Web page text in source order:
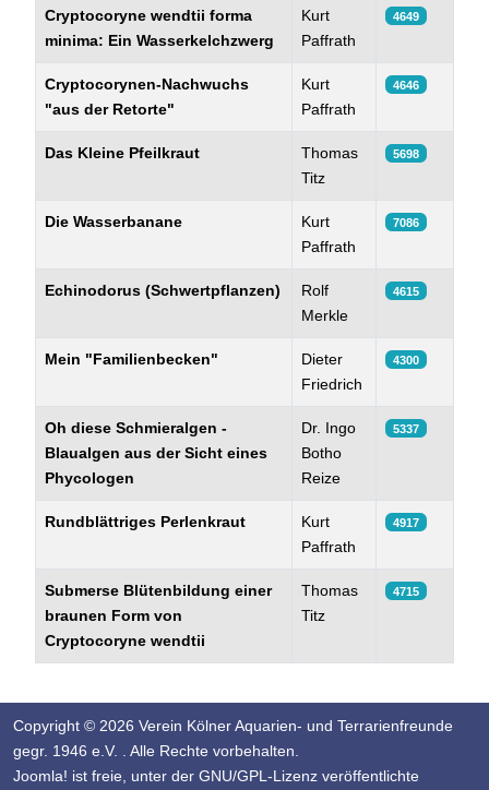
Cryptocoryne wendtii forma
minima: Ein Wasserkelchzwerg
Kurt
Paffrath
4649
Cryptocorynen-Nachwuchs
"aus der Retorte"
Kurt
Paffrath
4646
Das Kleine Pfeilkraut
Thomas
Titz
5698
Die Wasserbanane
Kurt
Paffrath
7086
Echinodorus (Schwertpflanzen)
Rolf
Merkle
4615
Mein "Familienbecken"
Dieter
Friedrich
4300
Oh diese Schmieralgen -
Blaualgen aus der Sicht eines
Phycologen
Dr. Ingo
Botho
Reize
5337
Rundblättriges Perlenkraut
Kurt
Paffrath
4917
Submerse Blütenbildung einer
braunen Form von
Cryptocoryne wendtii
Thomas
Titz
4715
Copyright © 2026 Verein Kölner Aquarien- und Terrarienfreunde
gegr. 1946 e.V. . Alle Rechte vorbehalten.
Joomla! ist freie, unter der GNU/GPL-Lizenz veröffentlichte